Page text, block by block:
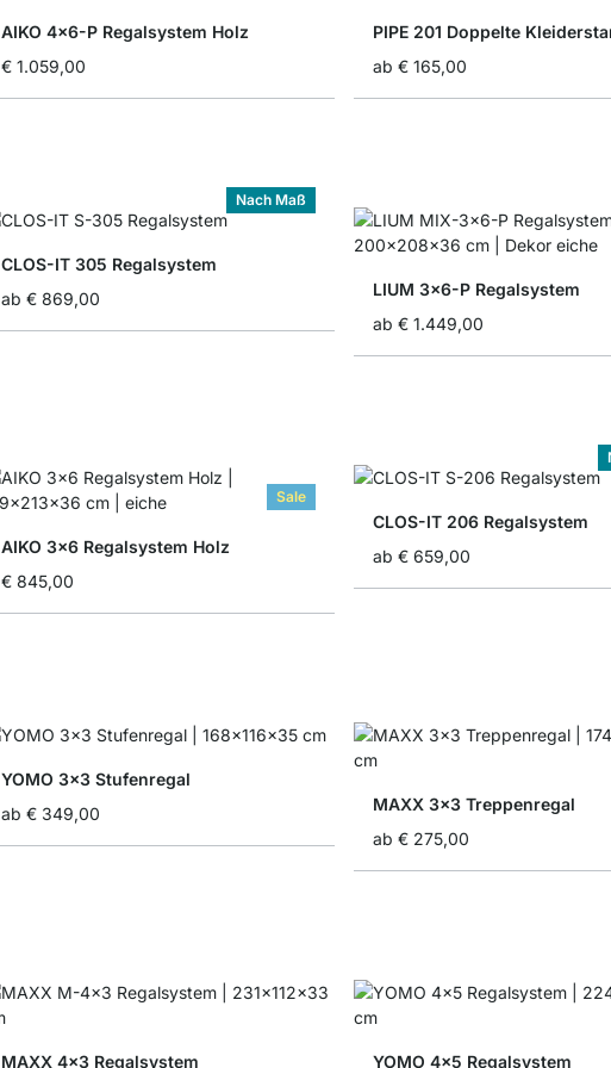
AIKO 4x6-P Regalsystem Holz
€ 1.059,00
PIPE 201 Doppelte
ab € 165,00
Nach Maß
CLOS-IT 305 Regalsystem
ab € 869,00
LIUM 3x6-P Regalsystem
ab € 1.449,00
Sale
AIKO 3x6 Regalsystem Holz
€ 845,00
CLOS-IT 206 Regalsystem
ab € 659,00
YOMO 3x3 Stufenregal
ab € 349,00
MAXX 3x3 Treppenregal
ab € 275,00
MAXX 4x3 Regalsystem YOMO 4x5 Regalsystem